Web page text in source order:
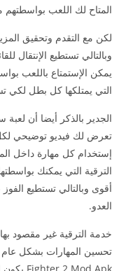
المتاح لك اللعب
لكن مع التقدم وتحقيق
وبالتالي تستطيع الإنتقال
يمكن الإستمتاع باللعب
التي يمتلكها كل بطل لكي
تعرض لك فيديو توضيحي
إستخدام كل مهارة داخل
الترقية التي يمكنك
أقوى وبالتالي تستطيع
العدو.
خدمة الترقية غير مقصود